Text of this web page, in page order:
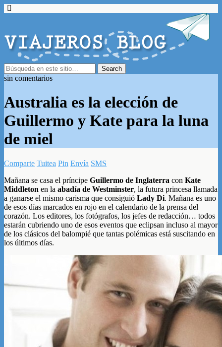
sin comentarios
Australia es la elección de
Guillermo y Kate para la luna
de miel
Comparte Tuitea Pin Envía SMS
Mañana se casa el príncipe Guillermo de Inglaterra con Kate
Middleton en la abadía de Westminster, la futura princesa llamada
a ganarse el mismo carisma que consiguió Lady Di. Mañana es uno
de esos días marcados en rojo en el calendario de la prensa del
corazón. Los editores, los fotógrafos, los jefes de redacción… todos
estarán cubriendo uno de esos eventos que eclipsan incluso al mayor
de los clásicos del balompié que tantas polémicas está suscitando en
los últimos días.